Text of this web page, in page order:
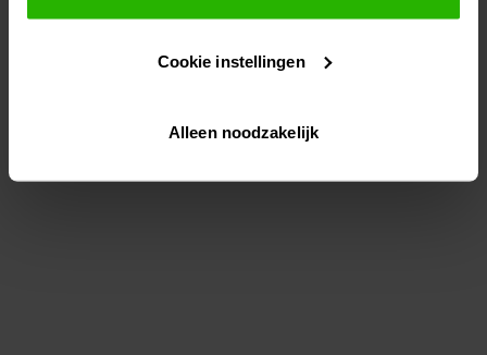
gepersonaliseerde advertenties te plaatsen.
Lees hier meer over in onsprivacybeleid
Via "Cookie instellingen" kun je ook zelf instellen welke
Cookie instellingen
Alleen noodzakelijk